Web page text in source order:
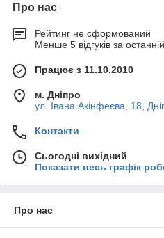
Про нас
Рейтинг не сформований
Менше 5 відгуків за
Працює з 11.10.2010
м. Дніпро
ул. Івана Акінфеєва, 18,
Контакти
Сьогодні вихідний
Показати весь графік
Про нас